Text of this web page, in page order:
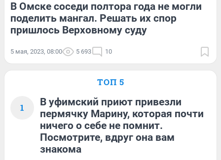
В Омске соседи полтора года не могли
поделить мангал. Решать их спор
пришлось Верховному суду
5 мая, 2023, 08:00 5 693 10
ТОП 5
1
В уфимский приют привезли
пермячку Марину, которая почти
ничего о себе не помнит.
Посмотрите, вдруг она вам
знакома